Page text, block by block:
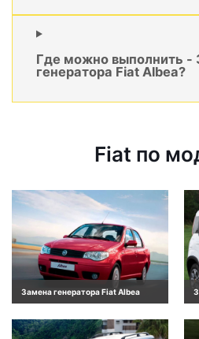
Где можно выполнить -
генератора Fiat Albea?
Fiat по
Замена генератора Fiat Albea